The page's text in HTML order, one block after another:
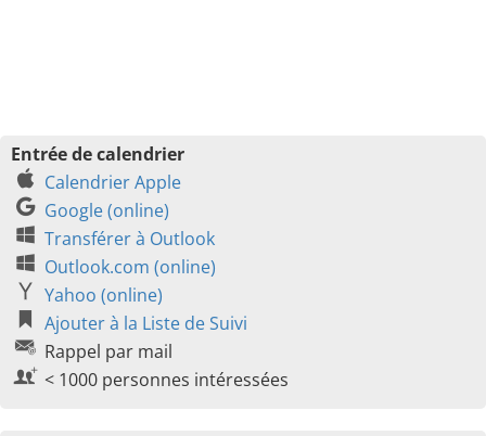
Entrée de calendrier
Calendrier Apple
Google (online)
Transférer à Outlook
Outlook.com (online)
Yahoo (online)
Ajouter à la Liste de Suivi
Rappel par mail
< 1000 personnes intéressées